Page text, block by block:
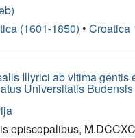
(1601-1850) • Croatica
Illyrici ab vltima gentis
Universitatis Budensis
episcopalibus,